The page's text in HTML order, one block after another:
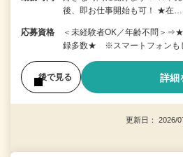
後、即お仕事開始も可！ ★在…
応募資格
＜未経験者OK／年齢不問＞
録多数★ ※スマートフォンも
後で見る 詳細
更新日： 2026/